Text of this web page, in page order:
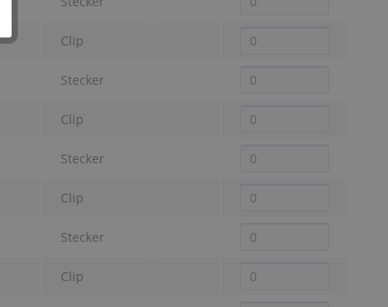
Clip
Stecker
Clip
Stecker
Clip
Stecker
Clip